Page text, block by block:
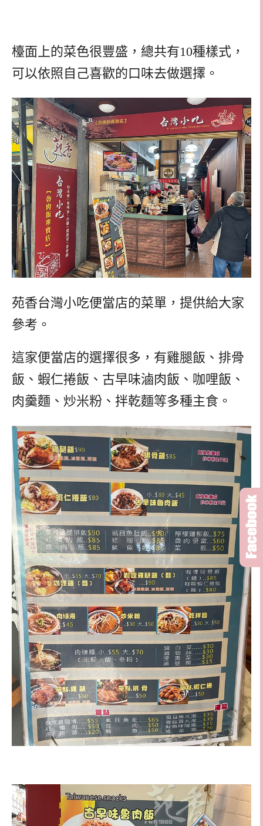
檯面上的菜色很豐盛，總共有10種樣式，
可以依照自己喜歡的口味去做選擇。
苑香台灣小吃便當店的菜單，提供給大家
參考。
這家便當店的選擇很多，有雞腿飯、排骨
飯、蝦仁捲飯、古早味滷肉飯、咖哩飯、
肉羹麵、炒米粉、拌乾麵等多種主食。